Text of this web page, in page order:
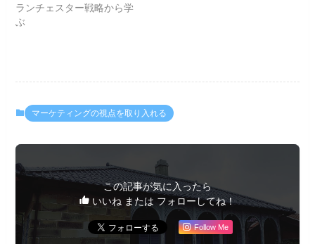
ランチェスター戦略から学
ぶ
マーケティングの視点を取り入れる
この記事が気に入ったら
いいね または フォローしてね！
Follow Me